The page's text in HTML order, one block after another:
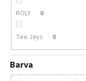
ROLY 0
Tee Jays 0
Barva